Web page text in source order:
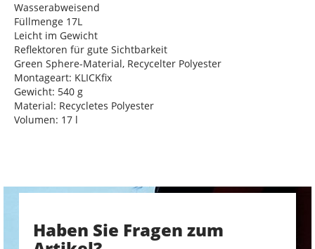
Wasserabweisend
Füllmenge 17L
Leicht im Gewicht
Reflektoren für gute Sichtbarkeit
Green Sphere-Material, Recycelter Polyester
Montageart: KLICKfix
Gewicht: 540 g
Material: Recycletes Polyester
Volumen: 17 l
Haben Sie Fragen zum